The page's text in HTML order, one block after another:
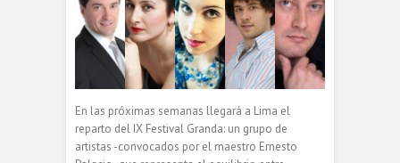
En las próximas semanas llegará a Lima el
reparto del IX Festival Granda: un grupo de
artistas -convocados por el maestro Ernesto